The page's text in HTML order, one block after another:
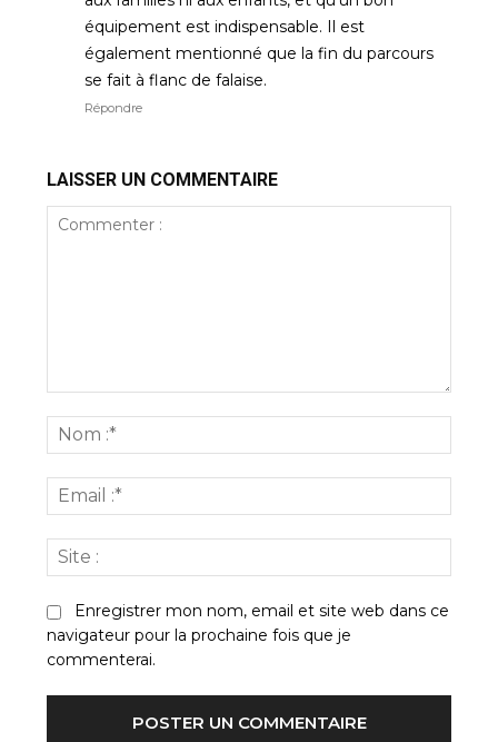
équipement est indispensable. Il est
également mentionné que la fin du parcours
se fait à flanc de falaise.
Répondre
LAISSER UN COMMENTAIRE
:*
:*
:
Enregistrer mon nom, email et site web dans ce
navigateur pour la prochaine fois que je
commenterai.